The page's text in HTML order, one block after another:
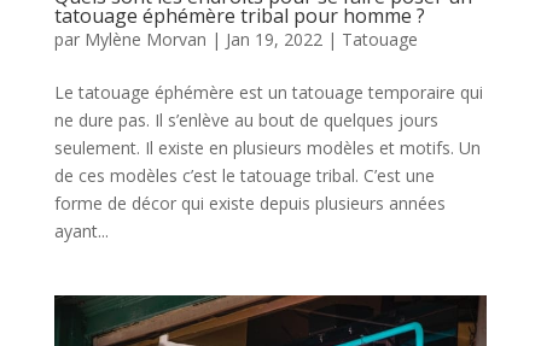
tatouage éphémère tribal pour homme ?
par Mylène Morvan | Jan 19, 2022| Tatouage
Le tatouage éphémère est un tatouage temporaire qui
ne dure pas. Il s’enlève au bout de quelques jours
seulement. Il existe en plusieurs modèles et motifs. Un
de ces modèles c’est le tatouage tribal. C’est une
forme de décor qui existe depuis plusieurs années
ayant...